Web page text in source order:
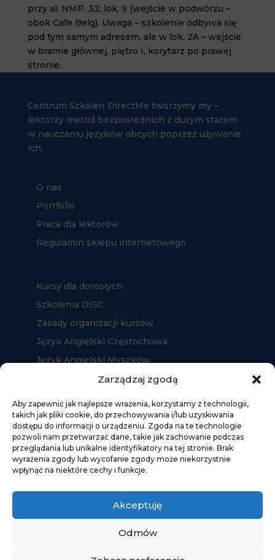
Zarządzaj zgodą
Aby zapewnić jak najlepsze wrażenia, korzystamy z technologii,
takich jak pliki cookie, do przechowywania i/lub uzyskiwania
dostępu do informacji o urządzeniu. Zgoda na te technologie
pozwoli nam przetwarzać dane, takie jak zachowanie podczas
przeglądania lub unikalne identyfikatory na tej stronie. Brak
wyrażenia zgody lub wycofanie zgody może niekorzystnie
wpłynąć na niektóre cechy i funkcje.
Akceptuję
Odmów
przy al. NMP. 32, lok. 9 (wejście w podwórzu –
obok Cafe Belg). Uwaga – szkolenie odbywa się
pod tym samym adresem, ale w lok. 2A – wejście
w bramie głównej, piętro I, korytarz po prawej
stronie.
Centrum Szkoleń DirectMe tworzymy my –
lektorzy metod bezpośrednich z dużym stażem
w nauczaniu języków obcych poprzez używanie
ich.
O nas
Portfolio
Praca dla lektorów
Regulamin sklepu internetowego
Kursy dla dorosłych
Szkolenia DISC
Zasady organizacji kursów
Język Angielski Częstochowa
Język Angielski Myszków
Język Angielski Kłobuck